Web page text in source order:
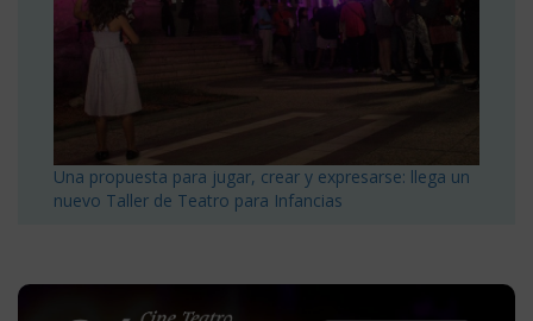
Una propuesta para jugar, crear y expresarse: llega un
nuevo Taller de Teatro para Infancias